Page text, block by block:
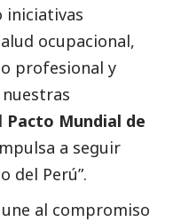
iniciativas
ocupacional,
profesional y
Pacto Mundial de
a seguir
del Perú”.
une al compromiso